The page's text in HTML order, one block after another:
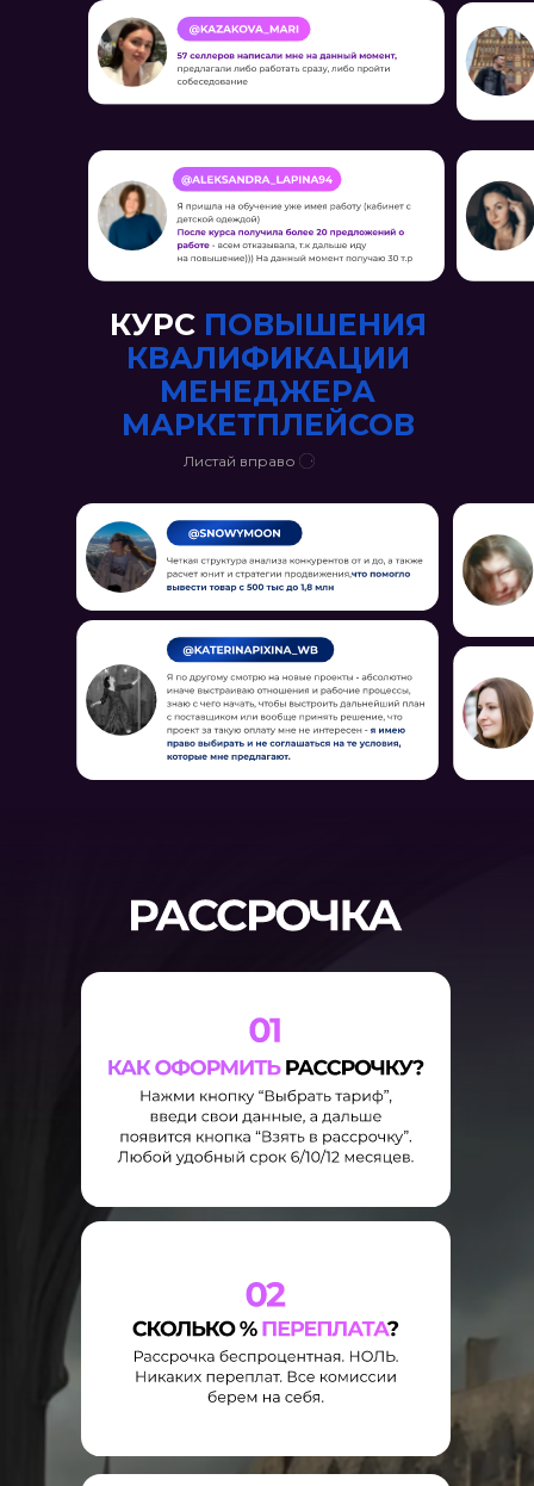
КУРС ПОВЫШЕНИЯ
КВАЛИФИКАЦИИ
МЕНЕДЖЕРА
МАРКЕТПЛЕЙСОВ
Листай вправо